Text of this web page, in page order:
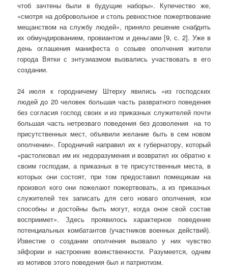
чтоб зачтены были в будущие наборы». Купечество же,
«смотря на добровольное и столь ревностное пожертвование
мещанством на службу людей», приняло решение снабдить
их обмундированием, провиантом и деньгами [9, с. 2]. Уже в
день оглашения манифеста о созыве ополчения жители
города Вятки с энтузиазмом вызвались участвовать в его
создании.
24 июля к городничему Штерху явились «из господских
людей до 20 человек большая часть развратного поведения
без согласия господ своих и из приказных служителей почти
большая часть нетрезваго поведения без дозволения на то
присутственных мест, объявили желание быть в сем новом
ополчении». Городничий направил их к губернатору, который
«растолковал им их недоразумения и возвратил их обратно к
своим господам, а приказных в те присутственныя места, в
которых они состоят, при том предоставил помещикам на
произвол кого они пожелают пожертвовать, а из приказных
служителей тех записать для сего новаго ополчения, кои
способны и достойны быть могут, когда оное свой состав
восприимет». Здесь проявилось характерное поведение
потенциальных комбатантов (участников военных действий).
Известие о создании ополчения вызвало у них чувство
эйфории и настроение воинственности. Разумеется, одним
из мотивов этого поведения был и патриотизм.